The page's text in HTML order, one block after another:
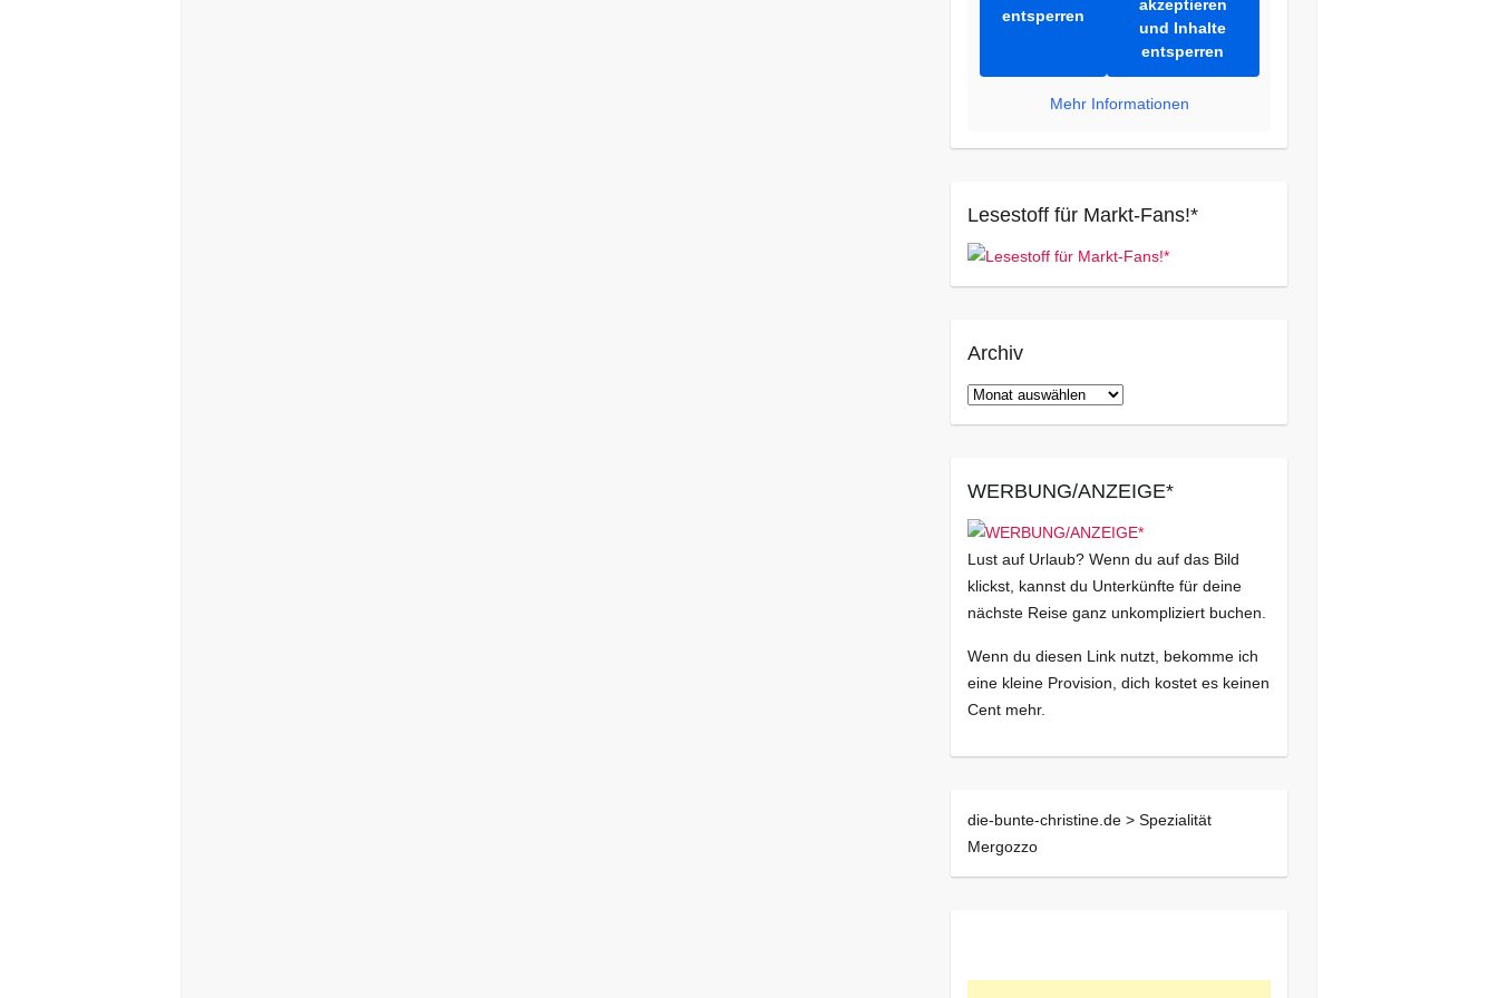
entsperren
akzeptieren
und Inhalte
entsperren
Mehr Informationen
Lesestoff für Markt-Fans!*
Archiv
Archiv
WERBUNG/ANZEIGE*
Lust auf Urlaub? Wenn du auf das Bild
klickst, kannst du Unterkünfte für deine
nächste Reise ganz unkompliziert buchen.
Wenn du diesen Link nutzt, bekomme ich
eine kleine Provision, dich kostet es keinen
Cent mehr.
die-bunte-christine.de > Spezialität
Mergozzo